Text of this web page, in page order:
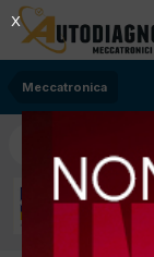
Meccatronica
X